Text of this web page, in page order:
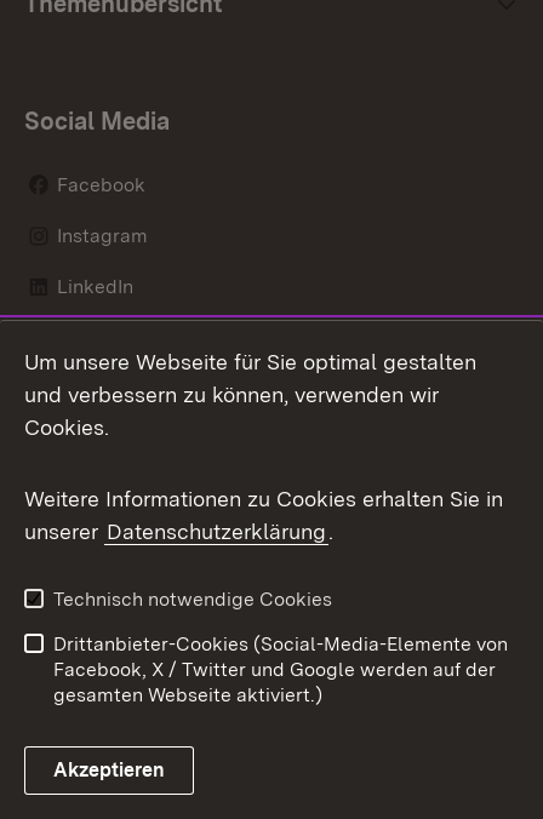
Social Media
Facebook
Instagram
LinkedIn
X / Twitter
Youtube
Link zum Landesportal
Kontakt
Datenschutz
Barrierefreiheit
Impressum
Cookies
Um unsere Webseite für Sie optimal gestalten
und verbessern zu können, verwenden wir
Cookies.
Weitere Informationen zu Cookies erhalten Sie in
unserer Datenschutzerklärung.
Technisch notwendige Cookies
Drittanbieter-Cookies (Social-Media-Elemente von
Facebook, X / Twitter und Google werden auf der
gesamten Webseite aktiviert.)
Akzeptieren